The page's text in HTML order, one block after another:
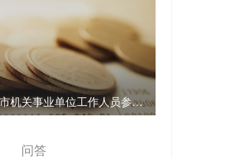
兰州市机关事业单位工作人员参加工伤保险 职工个人不用缴费
问答